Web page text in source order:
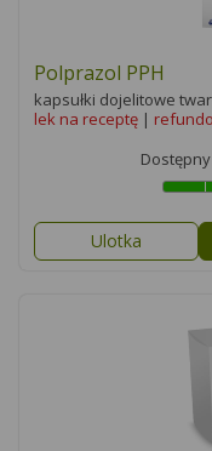
Polprazol PPH
kapsułki dojelitowe
lek na receptę |
Ulotka